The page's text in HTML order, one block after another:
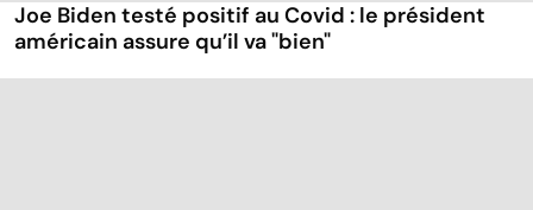
Joe Biden testé positif au Covid : le président
américain assure qu’il va "bien"